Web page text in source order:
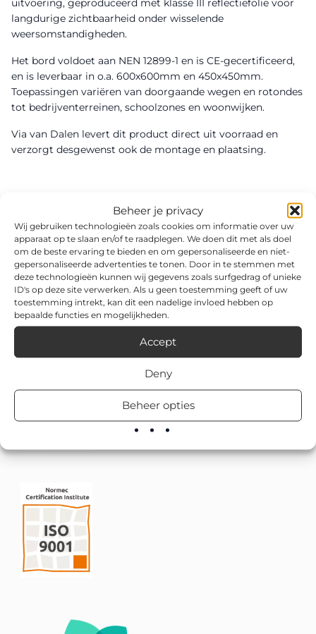
Beheer je privacy
Wij gebruiken technologieën zoals cookies om informatie over uw
apparaat op te slaan en/of te raadplegen. We doen dit met als doel
om de beste ervaring te bieden en om gepersonaliseerde en niet-
gepersonaliseerde advertenties te tonen. Door in te stemmen met
deze technologieën kunnen wij gegevens zoals surfgedrag of unieke
ID's op deze site verwerken. Als u geen toestemming geeft of uw
toestemming intrekt, kan dit een nadelige invloed hebben op
bepaalde functies en mogelijkheden.
Accept
Deny
Beheer opties
uitvoering, geproduceerd met klasse III reflectiefolie voor
langdurige zichtbaarheid onder wisselende
weersomstandigheden.
Het bord voldoet aan NEN 12899-1 en is CE-gecertificeerd,
en is leverbaar in o.a. 600x600mm en 450x450mm.
Toepassingen variëren van doorgaande wegen en rotondes
tot bedrijventerreinen, schoolzones en woonwijken.
Via van Dalen levert dit product direct uit voorraad en
verzorgt desgewenst ook de montage en plaatsing.